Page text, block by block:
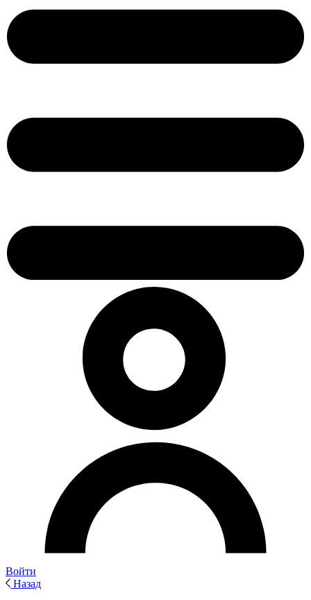
Войти
Назад